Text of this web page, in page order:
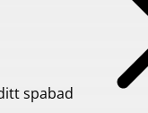
spabad